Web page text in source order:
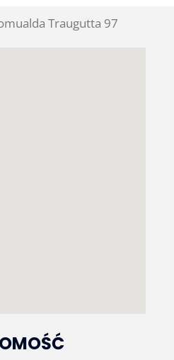
Traugutta 97